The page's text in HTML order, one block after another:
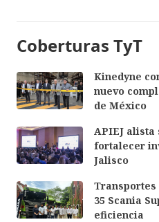
Coberturas TyT
Kinedyne
nuevo
de México
APIEJ alista
fortalecer
Jalisco
Transportes
35 Scania
eficiencia